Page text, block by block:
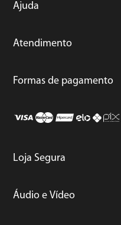
Ajuda
Atendimento
Formas de pagamento
Loja Segura
Áudio e Vídeo